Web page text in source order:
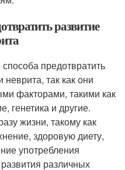
развитие
предотвратить
так как они
факторами, такими как
генетика и другие.
жизни, такому как
здоровую диету,
употребления
различных